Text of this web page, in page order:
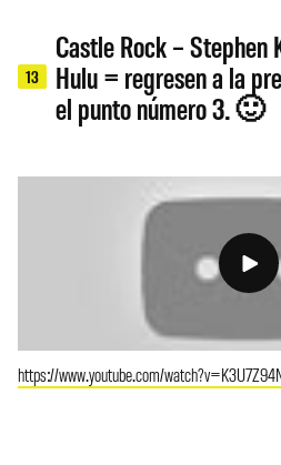
13
Castle Rock – Stephen
Hulu = regresen a la
el punto número 3. 🙂
https://www.youtube.com/